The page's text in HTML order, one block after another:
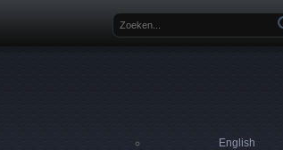
Zoekveld
English